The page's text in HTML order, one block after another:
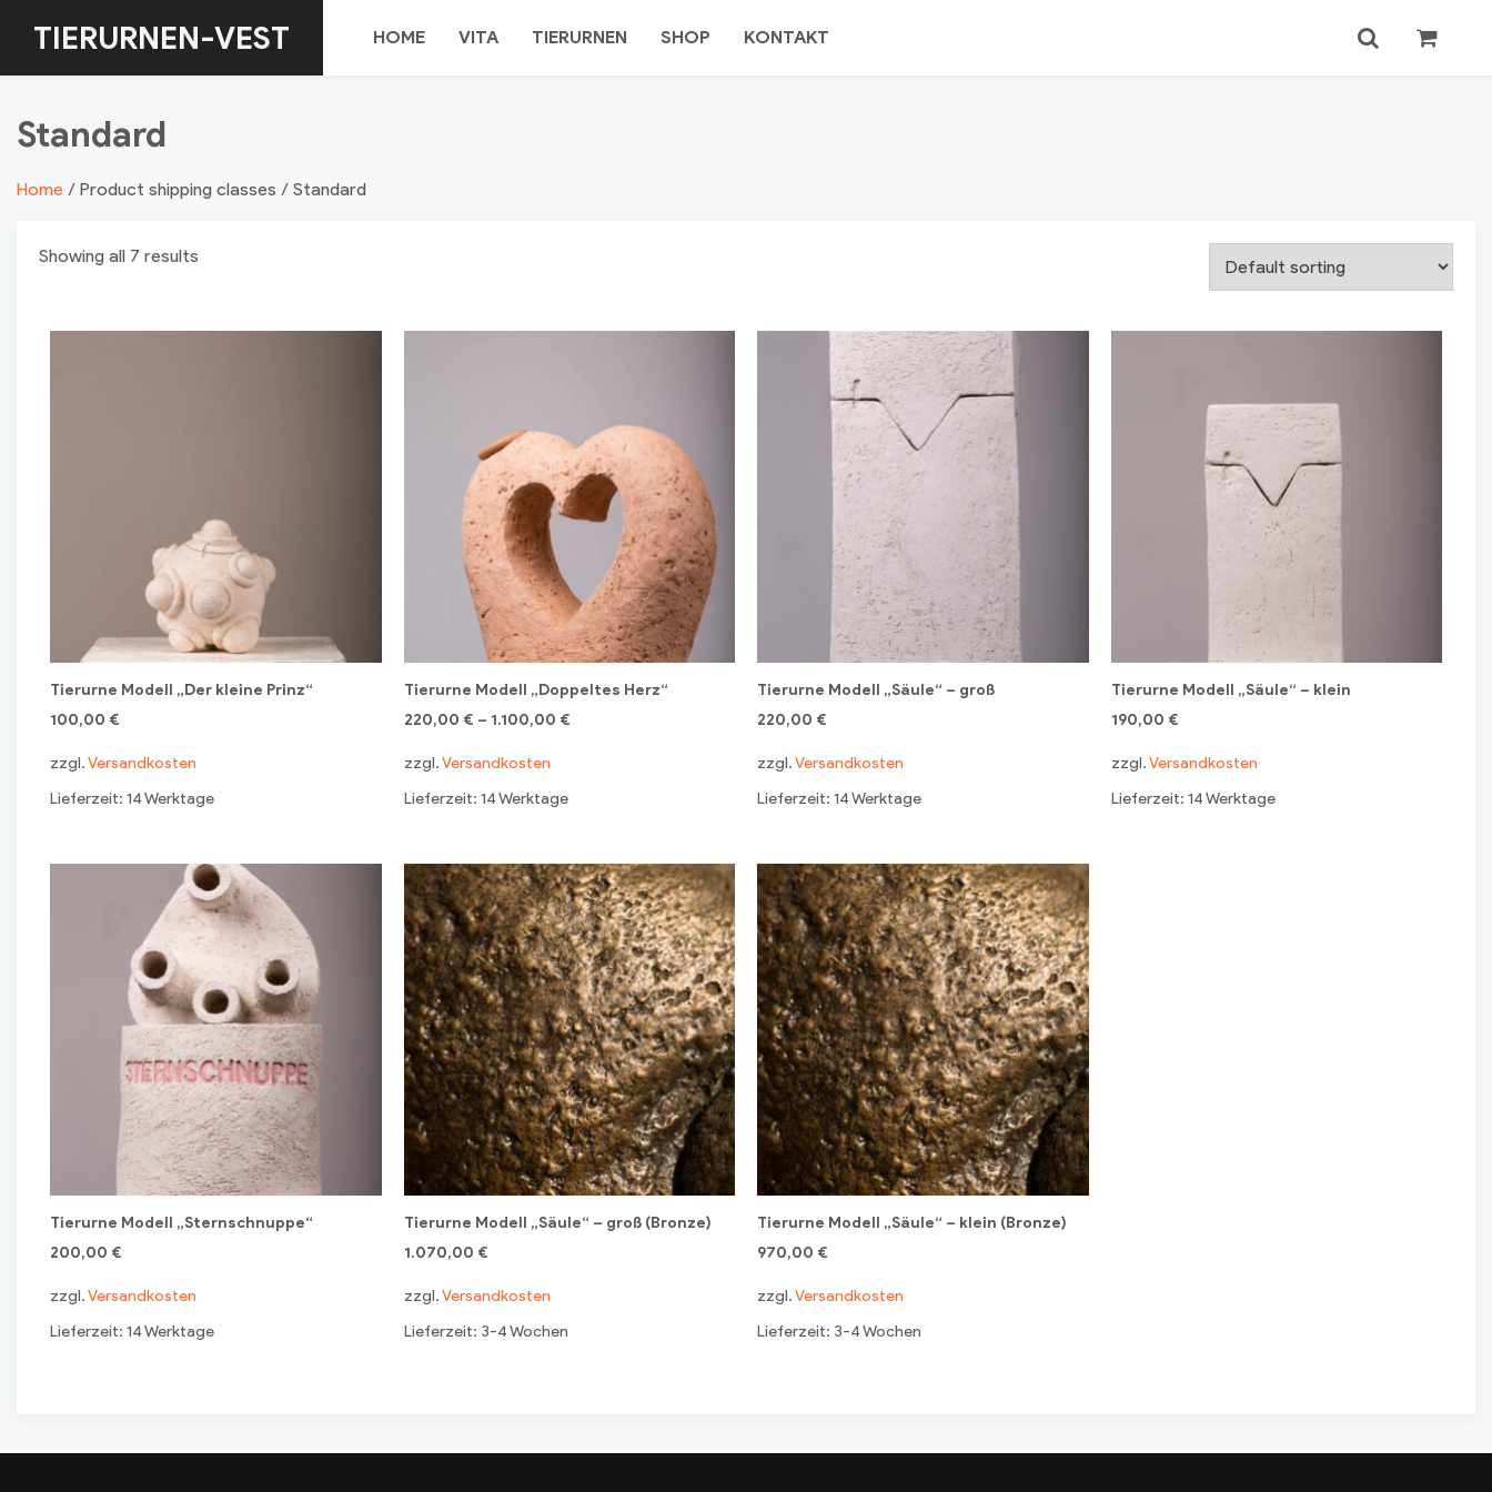
TIERURNEN-VEST HOME VITA TIERURNEN SHOP KONTAKT
Standard
Home / Product shipping classes / Standard
Showing all 7 results
Tierurne Modell „Der kleine Prinz“
100,00 €
zzgl.Versandkosten
Lieferzeit: 14 Werktage
Tierurne Modell „Doppeltes Herz“
220,00 € – 1.100,00 €
zzgl.Versandkosten
Lieferzeit: 14 Werktage
Tierurne Modell „Säule“ – groß
220,00 €
zzgl.Versandkosten
Lieferzeit: 14 Werktage
Tierurne Modell „Säule“ – klein
190,00 €
zzgl.Versandkosten
Lieferzeit: 14 Werktage
Tierurne Modell „Sternschnuppe“
200,00 €
zzgl.Versandkosten
Lieferzeit: 14 Werktage
Tierurne Modell „Säule“ – groß (Bronze)
1.070,00 €
zzgl.Versandkosten
Lieferzeit: 3-4 Wochen
Tierurne Modell „Säule“ – klein (Bronze)
970,00 €
zzgl.Versandkosten
Lieferzeit: 3-4 Wochen